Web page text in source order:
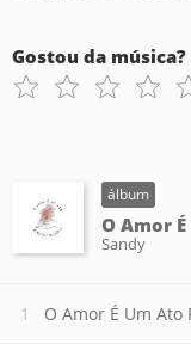
Gostou da música?
álbum
O Amor
Sandy
O Amor É Um